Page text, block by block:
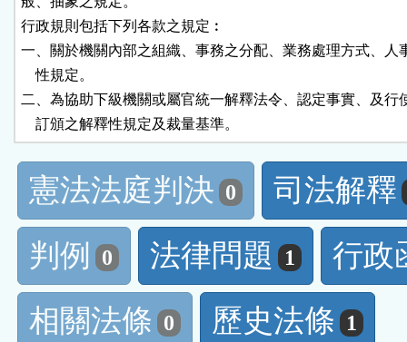
行政規則包括下列各款之規定︰
一、關於機關內部之組織、事務之分配、業務處理方式、人
    性規定。
二、為協助下級機關或屬官統一解釋法令、認定事實、及行
    訂頒之解釋性規定及裁量基準。
憲法法庭判決 0
司法解釋
判例
0 法律問題 1
行政
相關法條 0 歷史法條 1